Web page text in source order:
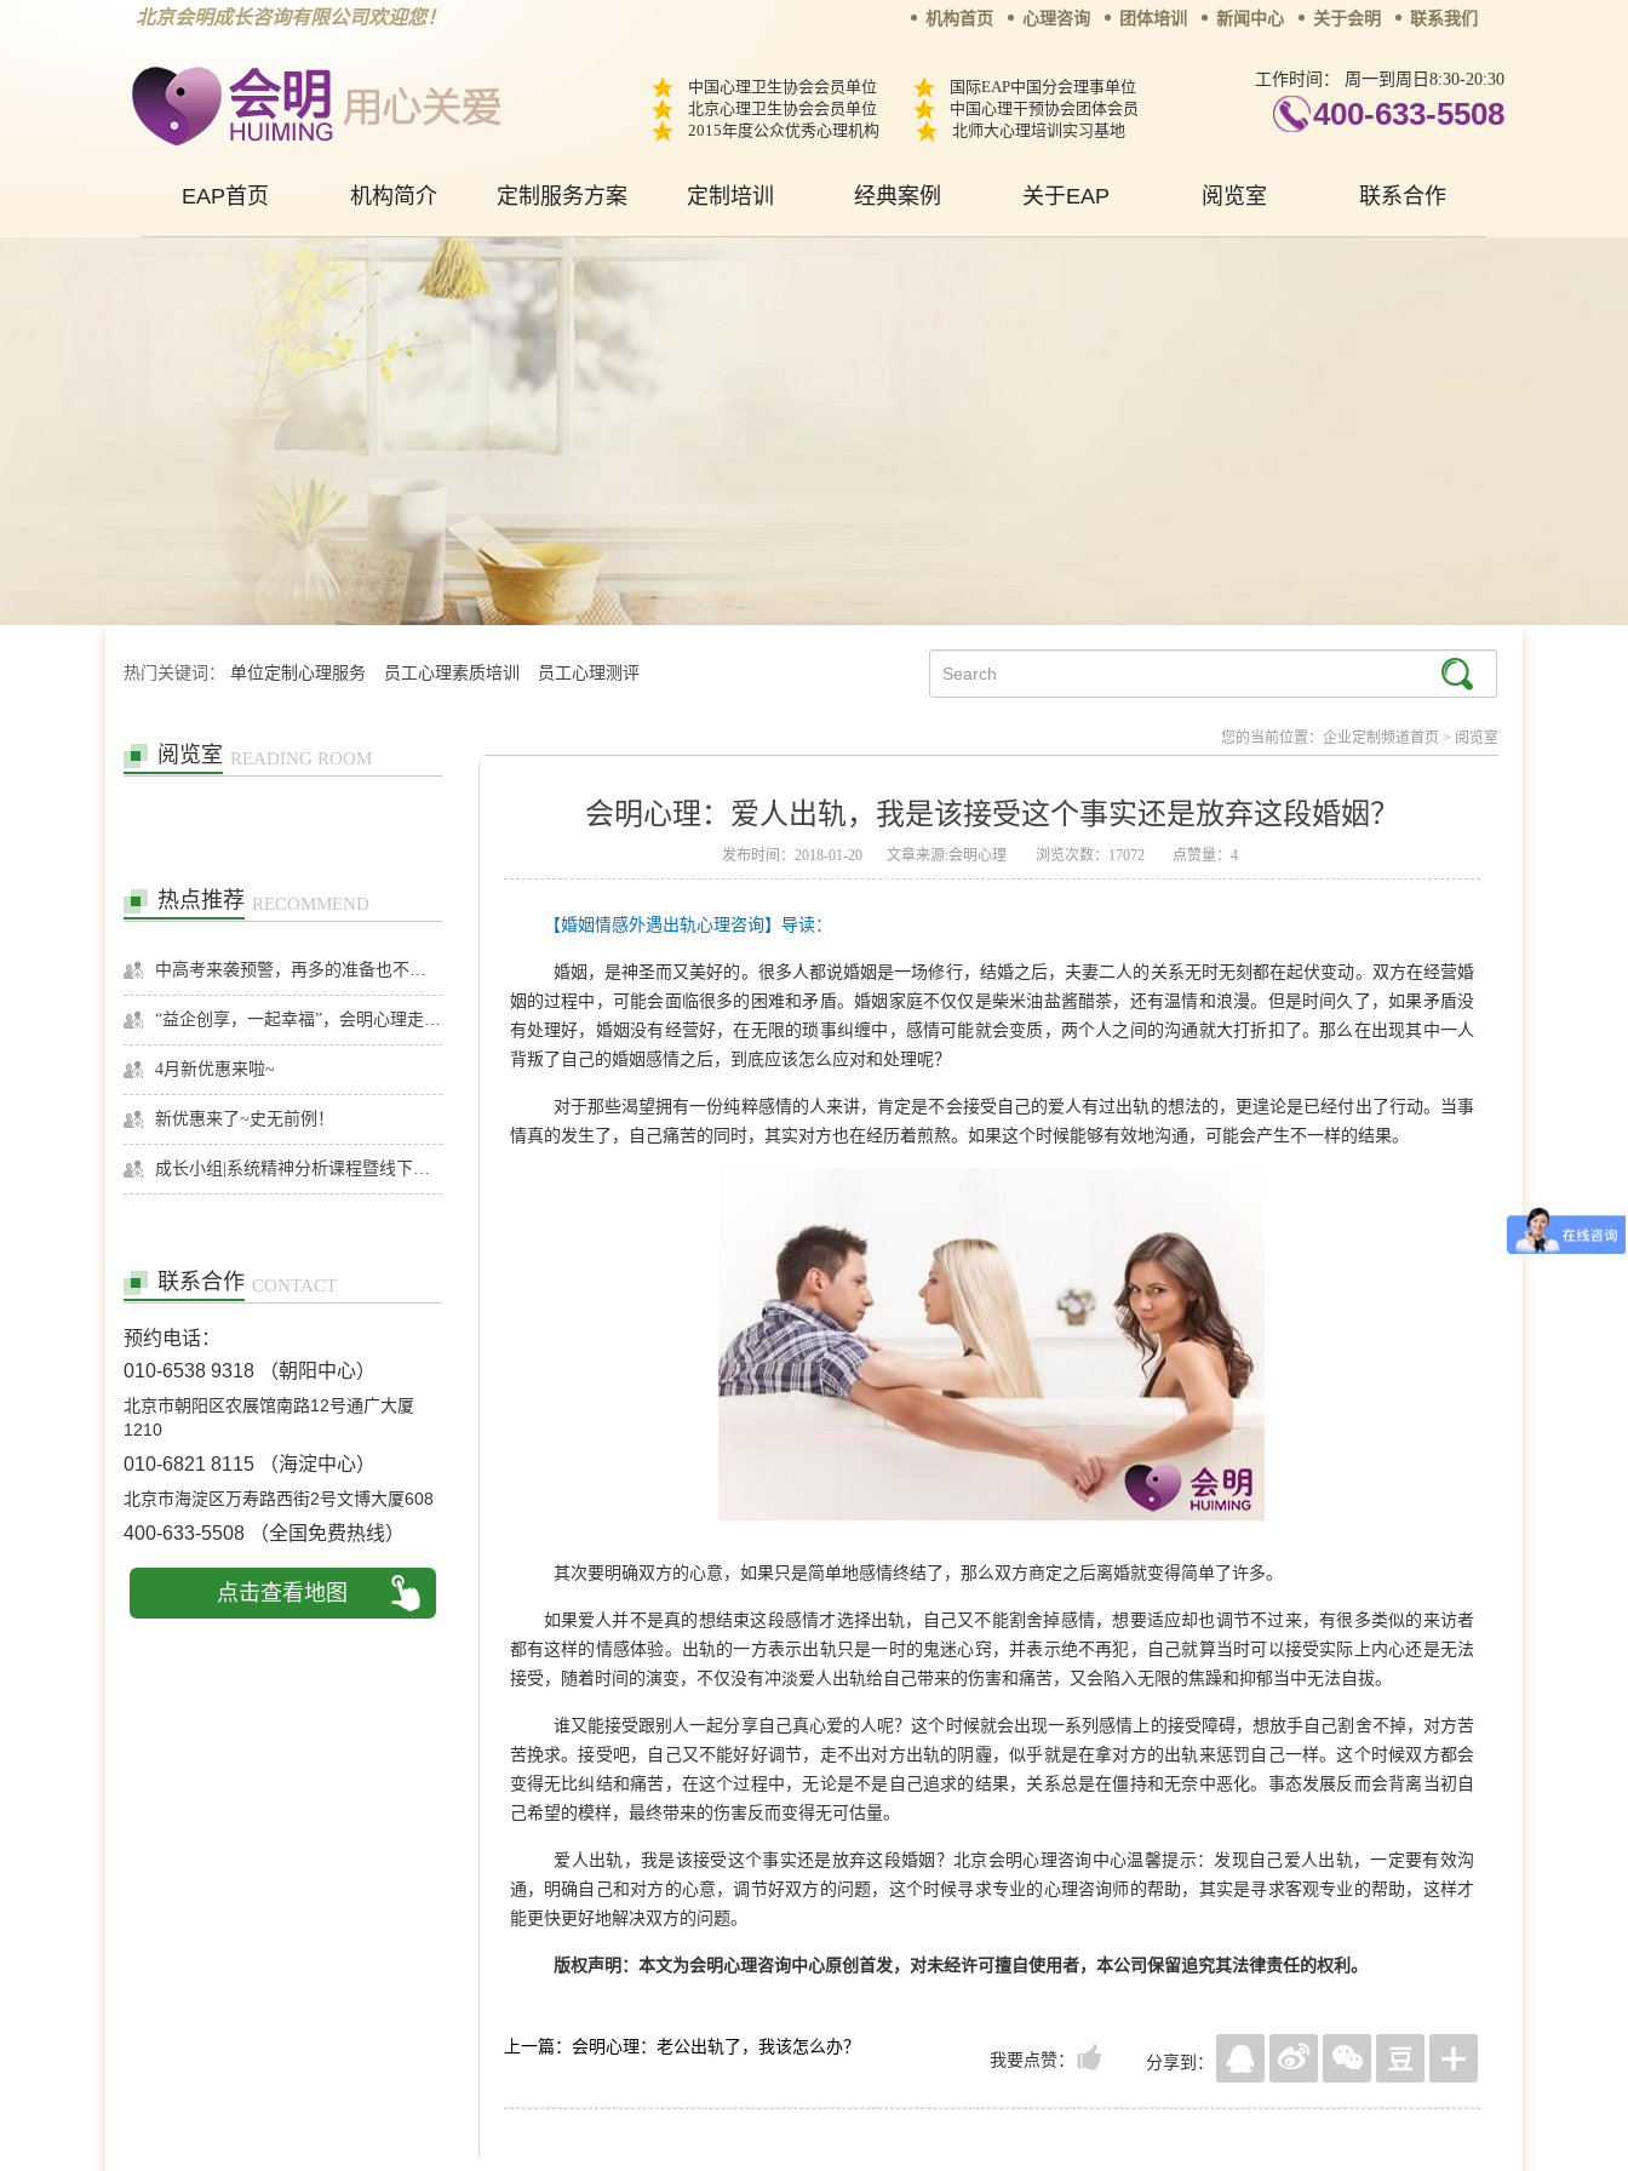
北京会明成长咨询有限公司欢迎您！ 机构首页 心理咨询 团体培训 新闻中心 关于会明 联系我们
中国心理卫生协会会员单位
国际EAP中国分会理事单位
北京心理卫生协会会员单位
中国心理干预协会团体会员
2015年度公众优秀心理机构
北师大心理培训实习基地
工作时间： 周一到周日8:30-20:30
400-633-5508
EAP首页 机构简介 定制服务方案 定制培训 经典案例 关于EAP 阅览室 联系合作
热门关键词： 单位定制心理服务 员工心理素质培训 员工心理测评
阅览室 READING ROOM
热点推荐 RECOMMEND
中高考来袭预警，再多的准备也不嫌多，这一份考生福利等你来拿
“益企创享，一起幸福”，会明心理走进社区公益，与居民一起让社区更美好
4月新优惠来啦~
新优惠来了~史无前例！
成长小组|系统精神分析课程暨线下团体成长小组招募
联系合作 CONTACT
预约电话：
010-6538 9318
（朝阳中心）
北京市朝阳区农展馆南路12号通广大厦
1210
010-6821 8115 （海淀中心）
北京市海淀区万寿路西街2号文博大厦608
400-633-5508 （全国免费热线）
点击查看地图
您的当前位置： 企业定制频道首页 > 阅览室
会明心理：爱人出轨，我是该接受这个事实还是放弃这段婚姻？
发布时间：2018-01-20 文章来源:会明心理 浏览次数：17072 点赞量：4
【婚姻情感外遇出轨心理咨询】导读：
婚姻，是神圣而又美好的。很多人都说婚姻是一场修行，结婚之后，夫妻二人的关系无时无刻都在起伏变动。双方在经营婚
姻的过程中，可能会面临很多的困难和矛盾。婚姻家庭不仅仅是柴米油盐酱醋茶，还有温情和浪漫。但是时间久了，如果矛盾没
有处理好，婚姻没有经营好，在无限的琐事纠缠中，感情可能就会变质，两个人之间的沟通就大打折扣了。那么在出现其中一人
背叛了自己的婚姻感情之后，到底应该怎么应对和处理呢？
对于那些渴望拥有一份纯粹感情的人来讲，肯定是不会接受自己的爱人有过出轨的想法的，更遑论是已经付出了行动。当事
情真的发生了，自己痛苦的同时，其实对方也在经历着煎熬。如果这个时候能够有效地沟通，可能会产生不一样的结果。
其次要明确双方的心意，如果只是简单地感情终结了，那么双方商定之后离婚就变得简单了许多。
如果爱人并不是真的想结束这段感情才选择出轨，自己又不能割舍掉感情，想要适应却也调节不过来，有很多类似的来访者
都有这样的情感体验。出轨的一方表示出轨只是一时的鬼迷心窍，并表示绝不再犯，自己就算当时可以接受实际上内心还是无法
接受，随着时间的演变，不仅没有冲淡爱人出轨给自己带来的伤害和痛苦，又会陷入无限的焦躁和抑郁当中无法自拔。
谁又能接受跟别人一起分享自己真心爱的人呢？这个时候就会出现一系列感情上的接受障碍，想放手自己割舍不掉，对方苦
苦挽求。接受吧，自己又不能好好调节，走不出对方出轨的阴霾，似乎就是在拿对方的出轨来惩罚自己一样。这个时候双方都会
变得无比纠结和痛苦，在这个过程中，无论是不是自己追求的结果，关系总是在僵持和无奈中恶化。事态发展反而会背离当初自
己希望的模样，最终带来的伤害反而变得无可估量。
爱人出轨，我是该接受这个事实还是放弃这段婚姻？北京会明心理咨询中心温馨提示：发现自己爱人出轨，一定要有效沟
通，明确自己和对方的心意，调节好双方的问题，这个时候寻求专业的心理咨询师的帮助，其实是寻求客观专业的帮助，这样才
能更快更好地解决双方的问题。
版权声明：本文为会明心理咨询中心原创首发，对未经许可擅自使用者，本公司保留追究其法律责任的权利。
上一篇：会明心理：老公出轨了，我该怎么办？
我要点赞： 分享到：